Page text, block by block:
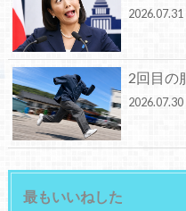
2026.07.31
2回目の
2026.07.30
最もいいねした